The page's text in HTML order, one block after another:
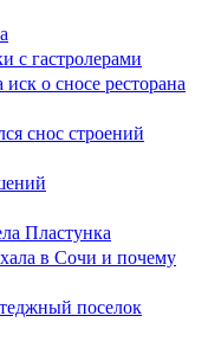
с гастролерами
о сносе ресторана
снос строений
Пластунка
в Сочи и почему
поселок